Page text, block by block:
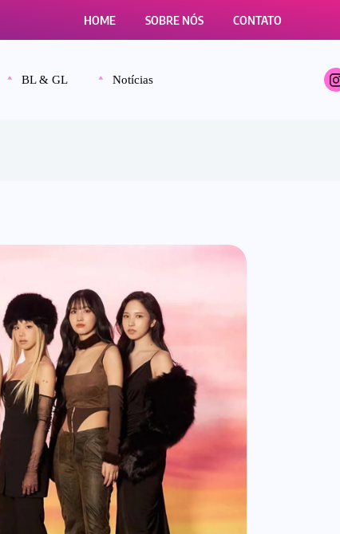
HOME SOBRE NÓS CONTATO
BL & GL Notícias